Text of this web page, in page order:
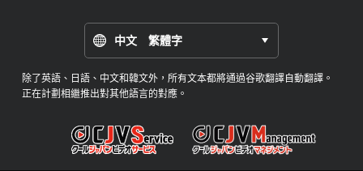
中文 繁體字
除了英語、日語、中文和韓文外，所有文本都將通過谷歌翻譯自動翻譯。
正在計劃相繼推出對其他語言的對應。